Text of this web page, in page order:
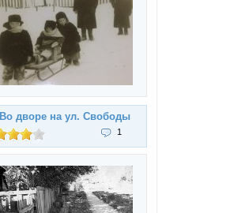
Во дворе на ул. Свободы
1